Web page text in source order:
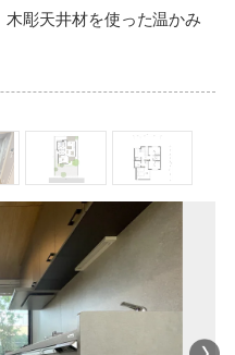
彫天井材を使った温かみ